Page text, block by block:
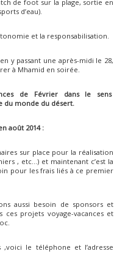
de foot sur la plage, sortie en
d’eau).
et la responsabilisation.
y passant une après-midi le 28,
à Mhamid en soirée.
de Février dans le sens
du monde du désert.
août 2014 :
sur place pour la réalisation
, etc…) et maintenant c’est la
pour les frais liés à ce premier
aussi besoin de sponsors et
ces projets voyage-vacances et
le téléphone et l’adresse